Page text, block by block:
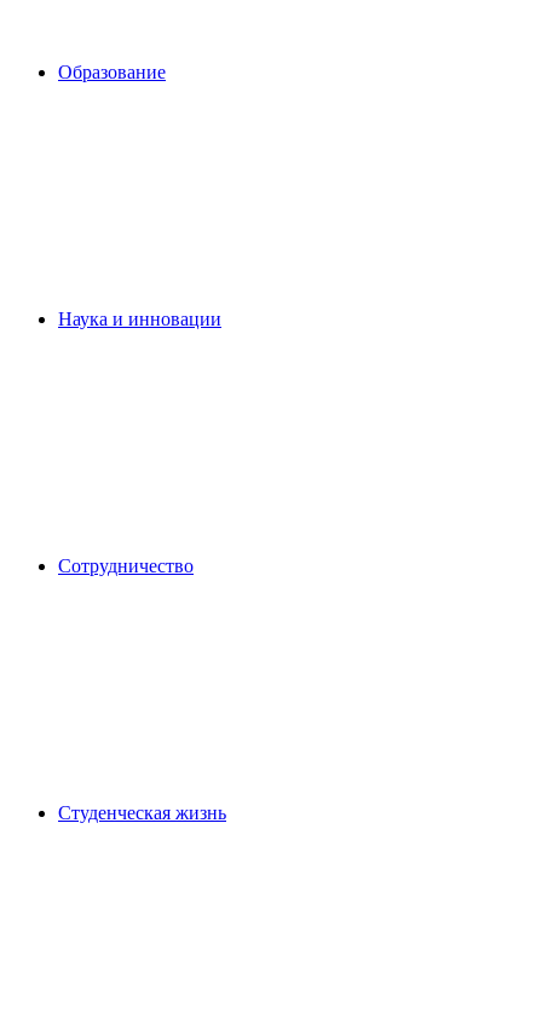
Образование
Наука и инновации
Сотрудничество
Студенческая жизнь